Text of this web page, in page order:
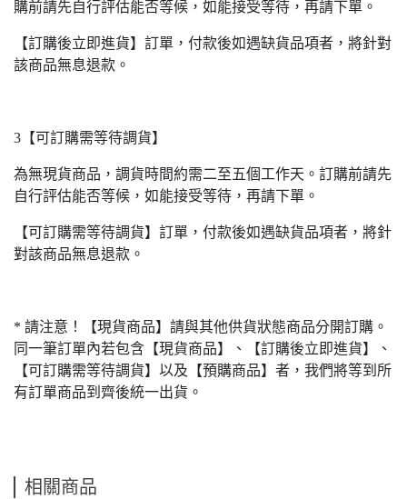
購前請先自行評估能否等候，如能接受等待，再請下單。
【訂購後立即進貨】訂單，付款後如遇缺貨品項者，將針對
該商品無息退款。
3【可訂購需等待調貨】
為無現貨商品，調貨時間約需二至五個工作天。訂購前請先
自行評估能否等候，如能接受等待，再請下單。
【可訂購需等待調貨】訂單，付款後如遇缺貨品項者，將針
對該商品無息退款。
* 請注意！【現貨商品】請與其他供貨狀態商品分開訂購。
同一筆訂單內若包含【現貨商品】、【訂購後立即進貨】、
【可訂購需等待調貨】以及【預購商品】者，我們將等到所
有訂單商品到齊後統一出貨。
相關商品